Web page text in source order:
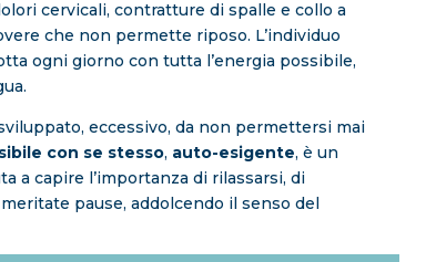
cervicali, contratture di spalle e collo a
che non permette riposo. L’individuo
ogni giorno con tutta l’energia possibile,
eccessivo, da non permettersi mai
con se stesso, auto-esigente, è un
a capire l’importanza di rilassarsi, di
pause, addolcendo il senso del